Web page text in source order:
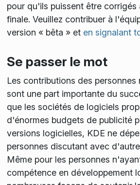
pour qu'ils puissent être corrigés
finale. Veuillez contribuer à
version « bêta » et en signalant
Se passer le mot
Les contributions des personnes
sont une part importante du
que les sociétés de logiciels
d'énormes budgets de publicité
versions logicielles, KDE ne
personnes discutant avec
Même pour les personnes
compétence en développement